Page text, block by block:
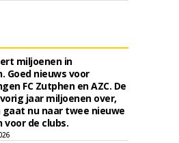
miljoenen in
Goed nieuws voor
FC Zutphen en AZC. De
jaar miljoenen over,
gaat nu naar twee nieuwe
de clubs.